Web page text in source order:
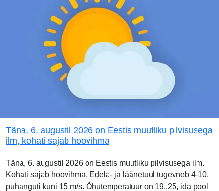
Täna, 6. augustil 2026 on Eestis muutliku pilvisusega
ilm, kohati sajab hoovihma
Täna, 6. augustil 2026 on Eestis muutliku pilvisusega ilm.
Kohati sajab hoovihma. Edela- ja läänetuul tugevneb 4-10,
puhanguti kuni 15 m/s. Õhutemperatuur on 19..25, ida pool